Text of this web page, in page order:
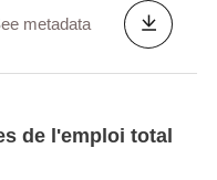
metadata
de l'emploi total